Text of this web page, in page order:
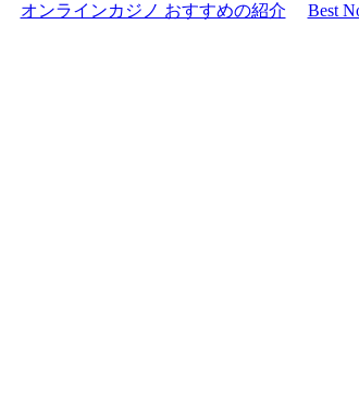
オンラインカジノ おすすめの紹介 Best